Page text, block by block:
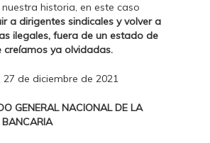
historia, en este caso
a dirigentes sindicales y volver a
ilegales, fuera de un estado de
ya olvidadas.
27 de diciembre de 2021
GENERAL NACIONAL DE LA